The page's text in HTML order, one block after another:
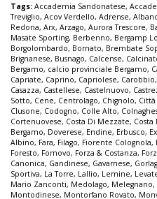
Tags: Accademia Sandonatese,
Treviglio, Acov Verdello, Adrense,
Redona, Arx, Arzago, Aurora Trescore,
Masate Sporting, Berbenno, Bergamp
Borgolombardo, Bornato, Brembate
Brignanese, Busnago, Calcense,
Bergamo, calcio provinciale Bergamo,
Capriate, Caprino, Capriolese, Carobbio,
Casazza, Castellese, Castelnuovo,
Sotto, Cene, Centrolago, Chignolo,
Clusone, Codogno, Colle Alto,
Cortenuovese, Costa Di Mezzate, Costa
Bergamo, Doverese, Endine, Erbusco,
Albino, Fara, Filago, Fiorente Colognola,
Foresto, Fornovo, Forza & Costanza,
Canonica, Gandinese, Gavarnese,
Sportiva, La Torre, Lallio, Lemine,
Mario Zanconti, Medolago, Melegnano,
Montodinese, Montorfano Rovato,